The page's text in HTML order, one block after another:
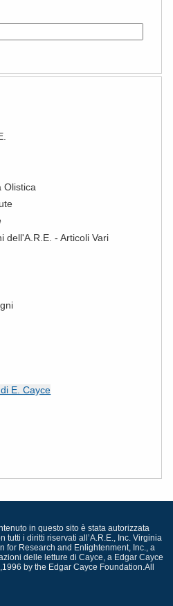
Olistica
dell'A.R.E. - Articoli Vari
E. Cayce
in questo sito è stata autorizzata
tutti i diritti riservati all’A.R.E., Inc. Virginia
for Research and Enlightenment, Inc., a
delle letture di Cayce, a Edgar Cayce
by the Edgar Cayce Foundation.All